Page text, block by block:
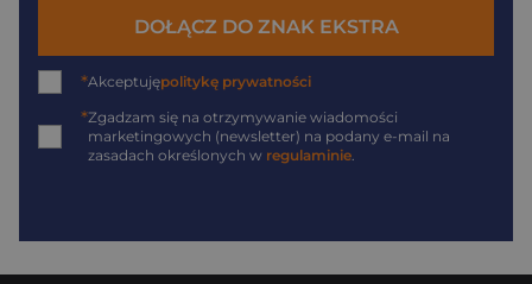
DOŁĄCZ DO ZNAK EKSTRA
*Akceptujępolitykę prywatności
*Zgadzam się na otrzymywanie wiadomości
marketingowych (newsletter) na podany e-mail na
zasadach określonych w regulaminie